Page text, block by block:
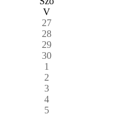
V
27
28
29
30
1
2
3
4
5